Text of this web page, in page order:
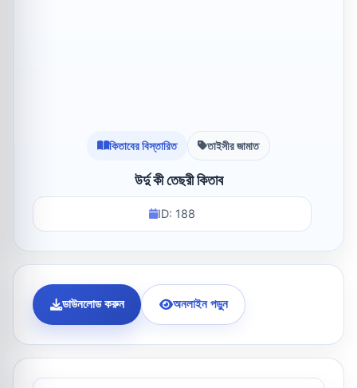
কিতাবের বিস্তারিত তাইসীর জামাত
উর্দু কী তেছরী কিতাব
ID: 188
ডাউনলোড করুন অনলাইন পড়ুন